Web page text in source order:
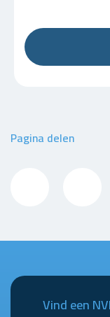
Pagina delen
Vind een